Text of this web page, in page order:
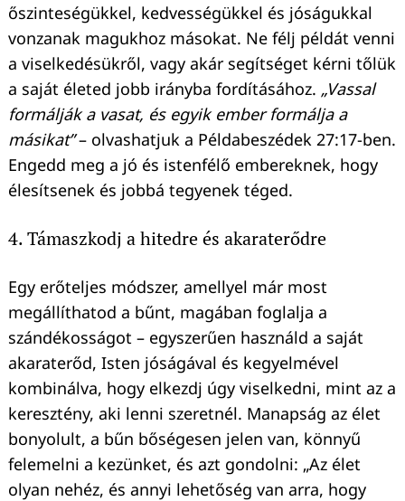
őszinteségükkel, kedvességükkel és jóságukkal
vonzanak magukhoz másokat. Ne félj példát venni
a viselkedésükről, vagy akár segítséget kérni tőlük
a saját életed jobb irányba fordításához. „Vassal
formálják a vasat, és egyik ember formálja a
másikat”– olvashatjuk a Példabeszédek 27:17-ben.
Engedd meg a jó és istenfélő embereknek, hogy
élesítsenek és jobbá tegyenek téged.
4. Támaszkodj a hitedre és akaraterődre
Egy erőteljes módszer, amellyel már most
megállíthatod a bűnt, magában foglalja a
szándékosságot – egyszerűen használd a saját
akaraterőd, Isten jóságával és kegyelmével
kombinálva, hogy elkezdj úgy viselkedni, mint az a
keresztény, aki lenni szeretnél. Manapság az élet
bonyolult, a bűn bőségesen jelen van, könnyű
felemelni a kezünket, és azt gondolni: „Az élet
olyan nehéz, és annyi lehetőség van arra, hogy